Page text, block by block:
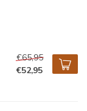
€65,95
€52,95